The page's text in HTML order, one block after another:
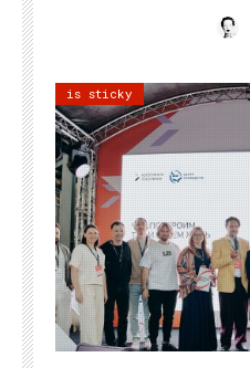
is sticky